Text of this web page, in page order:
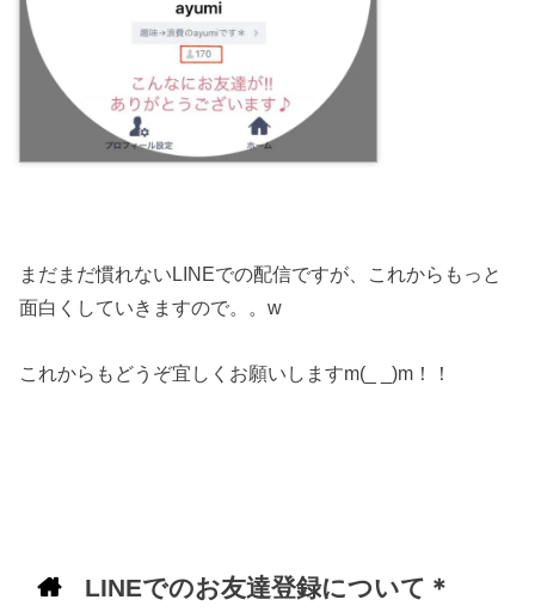
まだまだ慣れないLINEでの配信ですが、これからもっと
面白くしていきますので。。w
これからもどうぞ宜しくお願いしますm(_ _)m！！
LINEでのお友達登録について＊